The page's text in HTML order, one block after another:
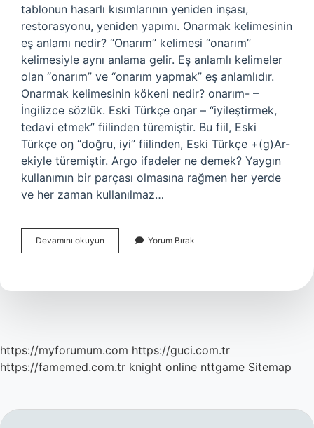
tablonun hasarlı kısımlarının yeniden inşası,
restorasyonu, yeniden yapımı. Onarmak kelimesinin
eş anlamı nedir? “Onarım” kelimesi “onarım”
kelimesiyle aynı anlama gelir. Eş anlamlı kelimeler
olan “onarım” ve “onarım yapmak” eş anlamlıdır.
Onarmak kelimesinin kökeni nedir? onarım- –
İngilizce sözlük. Eski Türkçe oŋar – “iyileştirmek,
tedavi etmek” fiilinden türemiştir. Bu fiil, Eski
Türkçe oŋ “doğru, iyi” fiilinden, Eski Türkçe +(g)Ar-
ekiyle türemiştir. Argo ifadeler ne demek? Yaygın
kullanımın bir parçası olmasına rağmen her yerde
ve her zaman kullanılmaz…
Devamını okuyun Onarmak
Anlamı
Yorum Bırak
https://myforumum.com https://guci.com.tr
https://famemed.com.tr knight online nttgame Sitemap